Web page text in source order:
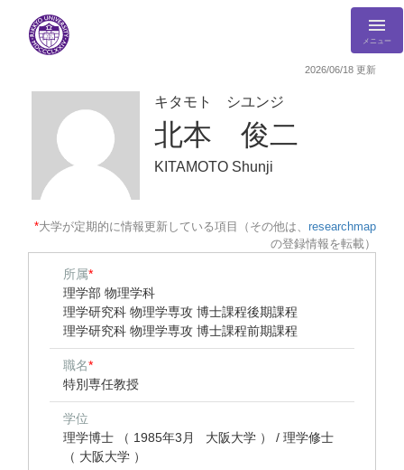
メニュー
2026/06/18 更新
キタモト シユンジ
北本 俊二
KITAMOTO Shunji
*大学が定期的に情報更新している項目（その他は、 researchmap
の登録情報を転載）
所属*
理学部 物理学科
理学研究科 物理学専攻 博士課程後期課程
理学研究科 物理学専攻 博士課程前期課程
職名*
特別専任教授
学位
理学博士 （ 1985年3月 大阪大学 ） / 理学修士
（ 大阪大学 ）